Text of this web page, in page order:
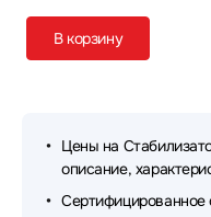
В корзину
Цены на
описание,
Сертифицированное